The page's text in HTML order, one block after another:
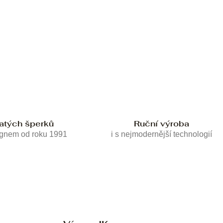
šperků
od roku 1991
Ruční výroba
i s nejmodernější technologií